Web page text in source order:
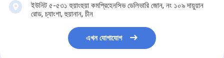
ইউনিট ৫-৫৩১ হুয়াংহুয়া কমপ্রিহেনসিভ ডেলিভারি জোন, নং ১০৯ দায়ুয়ান
রোড, চ্যাংশা, হুয়ানান, চীন
এখন যোগাযোগ